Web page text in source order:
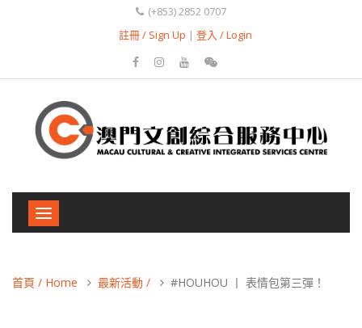
(+853) 2852 0707
註冊 / Sign Up | 登入 / Login
Toggle
navigation
首頁 / Home 最新活動 / #HOUHOU 丨 表情包第三彈！